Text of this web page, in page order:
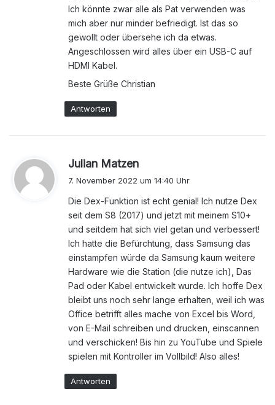
Ich könnte zwar alle als Pat verwenden was
mich aber nur minder befriedigt. Ist das so
gewollt oder übersehe ich da etwas.
Angeschlossen wird alles über ein USB-C auf
HDMI Kabel.
Beste Grüße Christian
Antworten
Julian Matzen
:
7. November 2022 um 14:40 Uhr
Die Dex-Funktion ist echt genial! Ich nutze Dex
seit dem S8 (2017) und jetzt mit meinem S10+
und seitdem hat sich viel getan und verbessert!
Ich hatte die Befürchtung, dass Samsung das
einstampfen würde da Samsung kaum weitere
Hardware wie die Station (die nutze ich), Das
Pad oder Kabel entwickelt wurde. Ich hoffe Dex
bleibt uns noch sehr lange erhalten, weil ich was
Office betrifft alles mache von Excel bis Word,
von E-Mail schreiben und drucken, einscannen
und verschicken! Bis hin zu YouTube und Spiele
spielen mit Kontroller im Vollbild! Also alles!
Antworten